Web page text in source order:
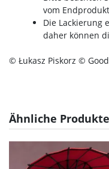
vom
Die Lackierung
daher können
© Łukasz Piskorz ©
Ähnliche Produkte